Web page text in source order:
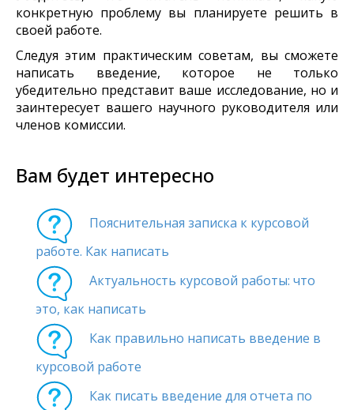
конкретную проблему вы планируете решить в
своей работе.
Следуя этим практическим советам, вы сможете
написать введение, которое не только
убедительно представит ваше исследование, но и
заинтересует вашего научного руководителя или
членов комиссии.
Вам будет интересно
Пояснительная записка к курсовой
работе. Как написать
Актуальность курсовой работы: что
это, как написать
Как правильно написать введение в
курсовой работе
Как писать введение для отчета по